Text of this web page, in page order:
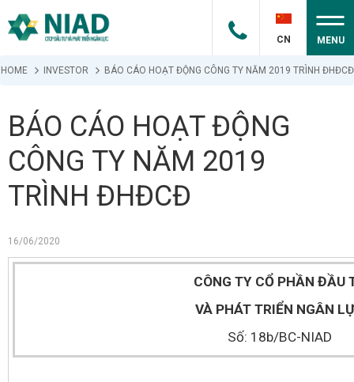
CN MENU
HOME INVESTOR BÁO CÁO HOẠT ĐỘNG CÔNG TY NĂM 2019 TRÌNH ĐHĐCĐ
BÁO CÁO HOẠT ĐỘNG
CÔNG TY NĂM 2019
TRÌNH ĐHĐCĐ
16/06/2020
CÔNG TY CỔ PHẦN ĐẦU
VÀ PHÁT TRIỂN NGÂN
Số: 18b/BC-NIAD